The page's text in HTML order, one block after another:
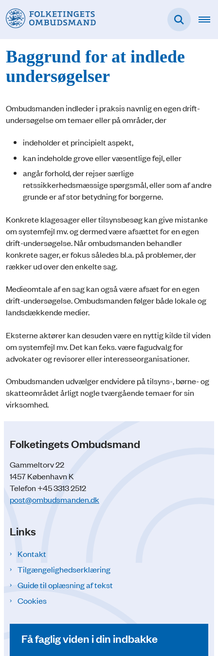
Baggrund for at indlede
undersøgelser
Ombudsmanden indleder i praksis navnlig en egen drift-
undersøgelse om temaer eller på områder, der
indeholder et principielt aspekt,
kan indeholde grove eller væsentlige fejl, eller
angår forhold, der rejser særlige
retssikkerhedsmæssige spørgsmål, eller som af andre
grunde er af stor betydning for borgerne.
Konkrete klagesager eller tilsynsbesøg kan give mistanke
om systemfejl mv. og dermed være afsættet for en egen
drift-undersøgelse. Når ombudsmanden behandler
konkrete sager, er fokus således bl.a. på problemer, der
rækker ud over den enkelte sag.
Medieomtale af en sag kan også være afsæt for en egen
drift-undersøgelse. Ombudsmanden følger både lokale og
landsdækkende medier.
Eksterne aktører kan desuden være en nyttig kilde til viden
om systemfejl mv. Det kan f.eks. være fagudvalg for
advokater og revisorer eller interesseorganisationer.
Ombudsmanden udvælger endvidere på tilsyns-, børne- og
skatteområdet årligt nogle tværgående temaer for sin
virksomhed.
Folketingets Ombudsmand
Gammeltorv 22
1457 København K
Telefon +45 3313 2512
post@ombudsmanden.dk
Links
Kontakt
Tilgængelighedserklæring
Guide til oplæsning af tekst
Cookies
Få faglig viden i din indbakke